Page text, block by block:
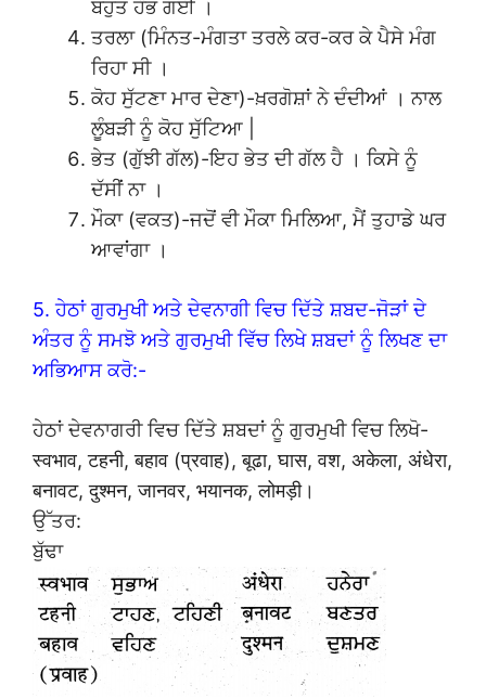
ਬਹੁਤ ਹੰਭ ਗਈ ।
ਤਰਲਾ (ਮਿੰਨਤ-ਮੰਗਤਾ ਤਰਲੇ ਕਰ-ਕਰ ਕੇ ਪੈਸੇ ਮੰਗ
ਰਿਹਾ ਸੀ ।
ਕੋਹ ਸੁੱਟਣਾ ਮਾਰ ਦੇਣਾ)-ਖ਼ਰਗੋਸ਼ਾਂ ਨੇ ਦੰਦੀਆਂ । ਨਾਲ
ਲੂੰਬੜੀ ਨੂੰ ਕੋਹ ਸੁੱਟਿਆ |
ਭੇਤ (ਗੁੱਝੀ ਗੱਲ)-ਇਹ ਭੇਤ ਦੀ ਗੱਲ ਹੈ । ਕਿਸੇ ਨੂੰ
ਦੱਸੀਂ ਨਾ ।
ਮੌਕਾ (ਵਕਤ)-ਜਦੋਂ ਵੀ ਮੌਕਾ ਮਿਲਿਆ, ਮੈਂ ਤੁਹਾਡੇ ਘਰ
ਆਵਾਂਗਾ ।
5. ਹੇਠਾਂ ਗੁਰਮੁਖੀ ਅਤੇ ਦੇਵਨਾਗੀ ਵਿਚ ਦਿੱਤੇ ਸ਼ਬਦ-ਜੋੜਾਂ ਦੇ
ਅੰਤਰ ਨੂੰ ਸਮਝੋ ਅਤੇ ਗੁਰਮੁਖੀ ਵਿੱਚ ਲਿਖੇ ਸ਼ਬਦਾਂ ਨੂੰ ਲਿਖਣ ਦਾ
ਅਭਿਆਸ ਕਰੋ:-
ਹੇਠਾਂ ਦੇਵਨਾਗਰੀ ਵਿਚ ਦਿੱਤੇ ਸ਼ਬਦਾਂ ਨੂੰ ਗੁਰਮੁਖੀ ਵਿਚ ਲਿਖੋ-
स्वभाव, टहनी, बहाव (प्रवाह), बूढा, घास, वश, अकेला, अंधेरा,
बनावट, दुश्मन, जानवर, भयानक, लोमड़ी।
ਉੱਤਰ:
ਬੁੱਢਾ